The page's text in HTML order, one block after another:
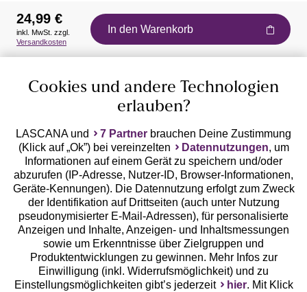
Auszeichnungen
Geprüfte Sicherheit
Unsere Apps
24,99 €
inkl. MwSt. zzgl.
Versandkosten
In den Warenkorb
Cookies und andere Technologien
erlauben?
LASCANA und 7 Partner brauchen Deine Zustimmung
(Klick auf „Ok”) bei vereinzelten
Datennutzungen, um
Informationen auf einem Gerät zu speichern und/oder
abzurufen (IP-Adresse, Nutzer-ID, Browser-Informationen,
Geräte-Kennungen). Die Datennutzung erfolgt zum Zweck
der Identifikation auf Drittseiten (auch unter Nutzung
pseudonymisierter E-Mail-Adressen), für personalisierte
Anzeigen und Inhalte, Anzeigen- und Inhaltsmessungen
sowie um Erkenntnisse über Zielgruppen und
Produktentwicklungen zu gewinnen. Mehr Infos zur
Einwilligung (inkl. Widerrufsmöglichkeit) und zu
Einstellungsmöglichkeiten gibt’s jederzeit
hier. Mit Klick